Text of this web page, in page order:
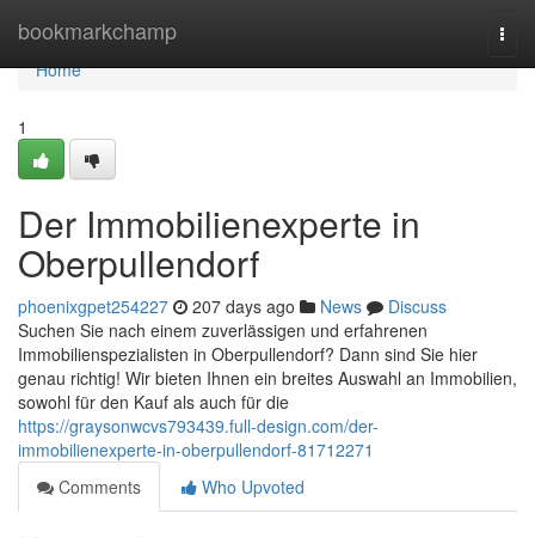
bookmarkchamp
Home
Home
1
Der Immobilienexperte in
Oberpullendorf
phoenixgpet254227 207 days ago News
Discuss
Suchen Sie nach einem zuverlässigen und erfahrenen
Immobilienspezialisten in Oberpullendorf? Dann sind Sie hier
genau richtig! Wir bieten Ihnen ein breites Auswahl an Immobilien,
sowohl für den Kauf als auch für die
https://graysonwcvs793439.full-design.com/der-
immobilienexperte-in-oberpullendorf-81712271
Comments
Who Upvoted